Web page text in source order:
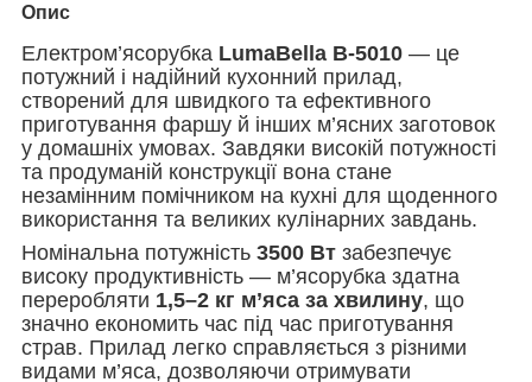
Опис
Електром’ясорубка LumaBella B-5010 — це
потужний і надійний кухонний прилад,
створений для швидкого та ефективного
приготування фаршу й інших м’ясних заготовок
у домашніх умовах. Завдяки високій потужності
та продуманій конструкції вона стане
незамінним помічником на кухні для щоденного
використання та великих кулінарних завдань.
Номінальна потужність 3500 Вт забезпечує
високу продуктивність — м’ясорубка здатна
переробляти 1,5–2 кг м’яса за хвилину, що
значно економить час під час приготування
страв. Прилад легко справляється з різними
видами м’яса, дозволяючи отримувати